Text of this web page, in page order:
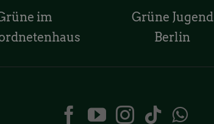
im
Grüne Jugend
Berlin